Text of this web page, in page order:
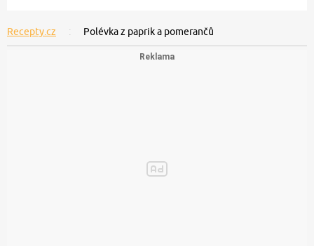
Recepty.cz Polévka z paprik a pomerančů